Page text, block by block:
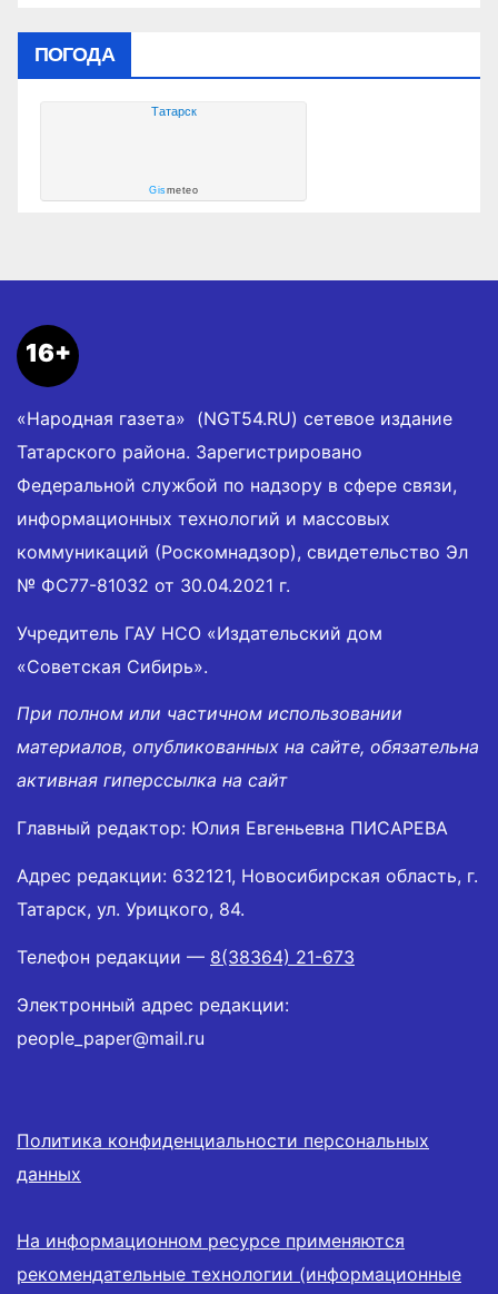
ПОГОДА
Татарск
Gismeteo
16+
«Народная газета» (NGT54.RU) сетевое издание
Татарского района. Зарегистрировано
Федеральной службой по надзору в сфере связи,
информационных технологий и массовых
коммуникаций (Роскомнадзор), свидетельство Эл
№ ФС77-81032 от 30.04.2021 г.
Учредитель ГАУ НСО «Издательский дом
«Советская Сибирь».
При полном или частичном использовании
материалов, опубликованных на сайте, обязательна
активная гиперссылка на сайт
Главный редактор: Юлия Евгеньевна ПИСАРЕВА
Адрес редакции: 632121, Новосибирская область, г.
Татарск, ул. Урицкого, 84.
Телефон редакции — 8(38364) 21-673
Электронный адрес редакции:
people_paper@mail.ru
Политика конфиденциальности персональных
данных
На информационном ресурсе применяются
рекомендательные технологии (информационные